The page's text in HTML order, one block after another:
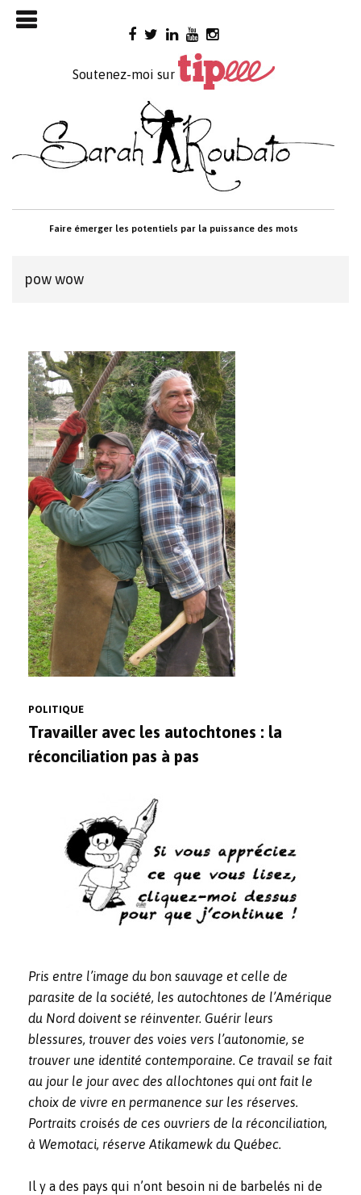
Skip
to
Soutenez-moi sur
Faire émerger les potentiels par la puissance des mots

pow wow
POLITIQUE
Travailler avec les autochtones : la
réconciliation pas à pas
Pris entre l’image du bon sauvage et celle de
parasite de la société, les autochtones de l’Amérique
du Nord doivent se réinventer. Guérir leurs
blessures, trouver des voies vers l’autonomie, se
trouver une identité contemporaine. Ce travail se fait
au jour le jour avec des allochtones qui ont fait le
choix de vivre en permanence sur les réserves.
Portraits croisés de ces ouvriers de la réconciliation,
à Wemotaci, réserve Atikamewk du Québec.
Il y a des pays qui n’ont besoin ni de barbelés ni de